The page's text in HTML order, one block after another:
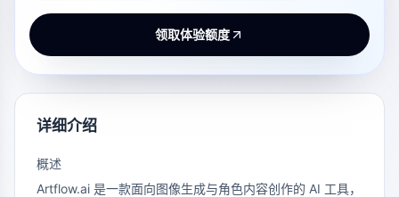
领取体验额度
详细介绍
概述
Artflow.ai 是一款面向图像生成与角色内容创作的 AI 工具，